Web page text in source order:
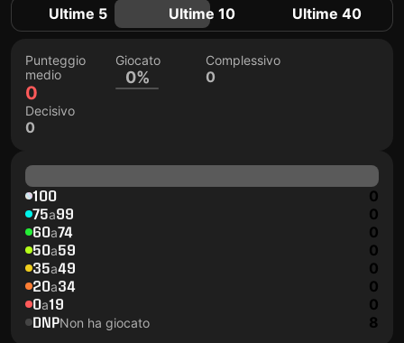
Ultime 5 Ultime 10 Ultime 40
Punteggio
medio
0
Giocato
0%
Complessivo
0
Decisivo
0
100 0
75a99 0
60a74 0
50a59 0
35a49 0
20a34 0
0a19 0
DNPNon ha giocato 8